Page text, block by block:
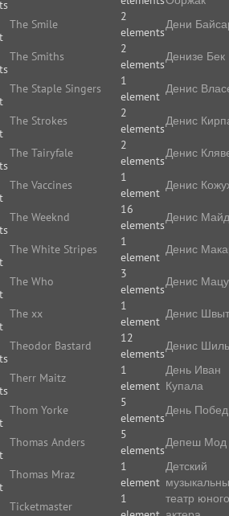
The Smile
2
elements
The Smiths
2
elements
The Staple Singers
1
element
The Strokes
2
elements
The Tairyfale
2
elements
The Vaccines
1
element
The Weeknd
16
elements
The White Stripes
1
element
The Who
3
elements
The xx
1
element
Theodor Bastard
12
elements
Therr Maitz
1
element
Thom Yorke
5
elements
Thomas Anders
5
elements
Thomas Mraz
1
element
Ticketmaster
1
Дени
Денизе Бек
Денис
Денис
Денис
Денис
Денис
Денис
Денис
Денис
Денис
День Иван
Купала
День
Депеш Мод
Детский
театр юного